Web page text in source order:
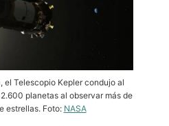
el Telescopio Kepler condujo al
planetas al observar más de
estrellas. Foto: NASA